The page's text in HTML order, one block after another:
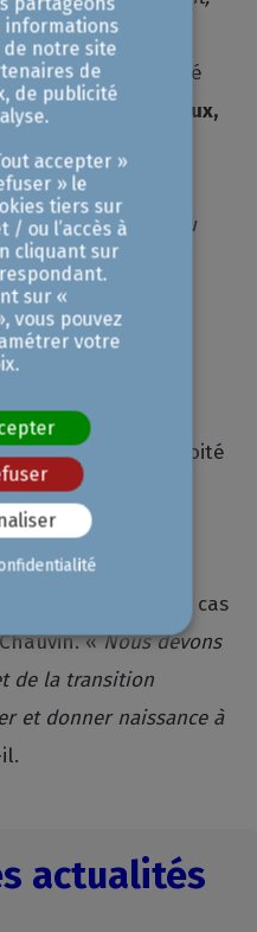
clé», appuie-t-il
le travail amorcé
internationaux,
de NEEDE
il «libérer un
massivement du
lieu, en réflexion,
les prochaines
écrin non exploité
par le collectif
devenir ce
de la ville
C’est en tout cas
«Nous devons
de la transition
et donner naissance à
actualités
informations
de notre site
de
de publicité
accepter »
» le
tiers sur
/ ou l’accès à
cliquant sur
sur «
vous pouvez
votre